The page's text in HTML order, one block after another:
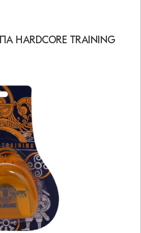
HARDCORE TRAINING